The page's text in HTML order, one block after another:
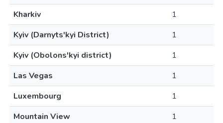
Kharkiv
1
Kyiv (Darnyts'kyi District)
1
Kyiv (Obolons'kyi district)
1
Las Vegas
1
Luxembourg
1
Mountain View
1